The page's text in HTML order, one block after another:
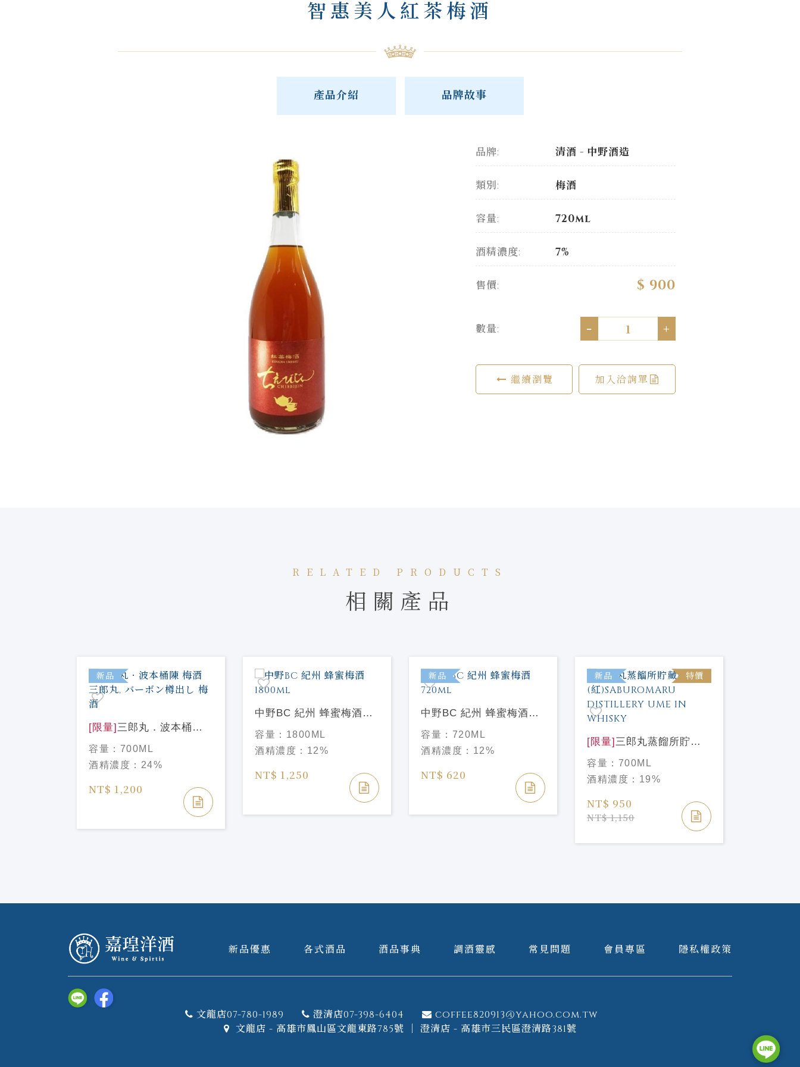
智惠美人紅茶梅酒
產品介紹 品牌故事
品牌: 清酒 - 中野酒造
類別: 梅酒
容量: 720ml
酒精濃度: 7%
售價: $ 900
數量: - +
繼續瀏覽 加入洽詢單
RELATED PRODUCTS
相關產品
新品
[限量] 三郎丸．波本桶陳
梅酒 三郎丸, バーボン樽
出し 梅酒
容量： 700ML
酒精濃度： 24%
NT$ 1,200
中野BC 紀州 蜂蜜梅酒
1800ml
容量： 1800ML
酒精濃度： 12%
NT$ 1,250
新品
中野BC 紀州 蜂蜜梅酒
720ml
容量： 720ML
酒精濃度： 12%
NT$ 620
新品 特價
[限量] 三郎丸蒸餾所貯藏
梅酒(紅)SABUROMARU
DISTILLERY UME IN
WHISKY
容量： 700ML
酒精濃度： 19%
NT$ 950
NT$ 1,150
新品優惠 各式酒品 酒品事典 調酒靈感 常見問題 會員專區 隱私權政策
文龍店07-780-1989 澄清店07-398-6404
coffee820913@yahoo.com.tw
文龍店 - 高雄市鳳山區文龍東路785號 ｜ 澄清店 - 高雄市三民區澄清路381號